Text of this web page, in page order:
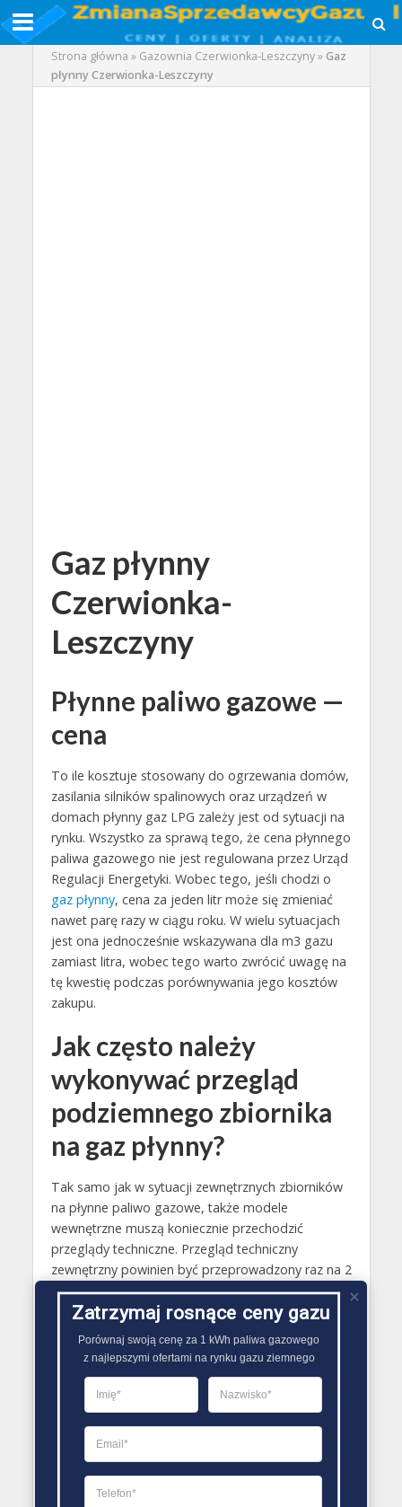
Strona główna » Gazownia Czerwionka-Leszczyny»Gaz
płynny Czerwionka-Leszczyny
Gaz płynny
Czerwionka-
Leszczyny
Płynne paliwo gazowe —
cena
To ile kosztuje stosowany do ogrzewania domów,
zasilania silników spalinowych oraz urządzeń w
domach płynny gaz LPG zależy jest od sytuacji na
rynku. Wszystko za sprawą tego, że cena płynnego
paliwa gazowego nie jest regulowana przez Urząd
Regulacji Energetyki. Wobec tego, jeśli chodzi o
gaz płynny, cena za jeden litr może się zmieniać
nawet parę razy w ciągu roku. W wielu sytuacjach
jest ona jednocześnie wskazywana dla m3 gazu
zamiast litra, wobec tego warto zwrócić uwagę na
tę kwestię podczas porównywania jego kosztów
zakupu.
Jak często należy
wykonywać przegląd
podziemnego zbiornika
na gaz płynny?
Tak samo jak w sytuacji zewnętrznych zbiorników
na płynne paliwo gazowe, także modele
wewnętrzne muszą koniecznie przechodzić
przeglądy techniczne. Przegląd techniczny
zewnętrzny powinien być przeprowadzony raz na 2
lata. Z kolei przegląd wewnętrzny co 5 lat. Jeśli
chodzi o próbę ciśnieniową wewnętrzne, zbiorniki
na płynne paliwo gazowe muszą mieć ją
przeprowadzoną co 10 lat. Wszelkie badania
techniczne muszą być realizowane przez
przedstawicieli UDT..
PORÓWNYWARKA OFERT GAZU
Zatrzymaj rosnące ceny gazu
Porównaj swoją cenę za 1 kWh paliwa gazowego
z najlepszymi ofertami na rynku gazu ziemnego